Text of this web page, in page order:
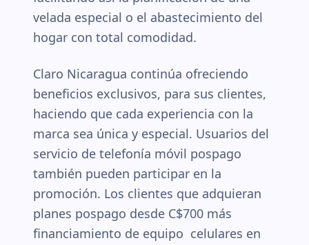
velada especial o el abastecimiento del
hogar con total comodidad.
Claro Nicaragua continúa ofreciendo
beneficios exclusivos, para sus clientes,
haciendo que cada experiencia con la
marca sea única y especial. Usuarios del
servicio de telefonía móvil pospago
también pueden participar en la
promoción. Los clientes que adquieran
planes pospago desde C$700 más
financiamiento de equipo celulares en